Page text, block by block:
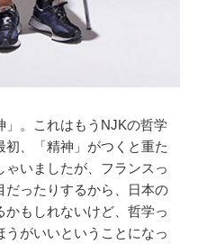
」。これはもうNJKの哲学
、「精神」がつくと重た
いましたが、フランスっ
だったりするから、日本の
もしれないけど、哲学っ
がいいということになっ